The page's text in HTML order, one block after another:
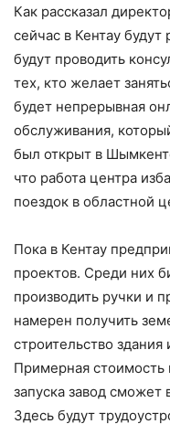
Как рассказал
сейчас в Кентау будут
будут проводить
тех, кто желает
будет непрерывная
обслуживания,
был открыт в
что работа центра
поездок в областной
Пока в Кентау
проектов. Среди них
производить ручки и
намерен получить
строительство
Примерная
запуска завод сможет
Здесь будут